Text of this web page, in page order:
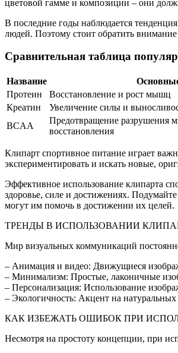
цветовой гамме и композиции – они
В последние годы наблюдается
людей. Поэтому стоит обратить
Сравнительная таблица
Название
Протеин
Восстановление и рост мышц
Креатин
Увеличение силы и
BCAA
Предотвращение разрушения
восстановления
Клипарт спортивное питание играет
экспериментировать и искать новые,
Эффективное использование клипарта
здоровье, силе и достижениях.
могут им помочь в достижении их целей.
ТРЕНДЫ В ИСПОЛЬЗОВАНИИ
Мир визуальных коммуникаций
– Анимация и видео: Движущиеся
– Минимализм: Простые, лаконичные
– Персонализация: Использование
– Экологичность: Акцент на
КАК ИЗБЕЖАТЬ ОШИБОК ПРИ
Несмотря на простоту концепции, при